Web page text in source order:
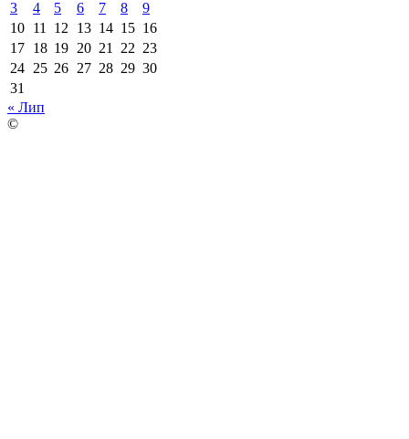
3
4 5 6 7 8
9
10 11 12 13 14 15 16
17 18 19 20 21 22 23
24 25 26 27 28 29 30
31
« Лип
©